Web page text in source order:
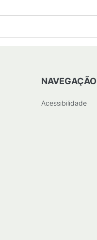
NAVEGAÇÃO
Acessibilidade